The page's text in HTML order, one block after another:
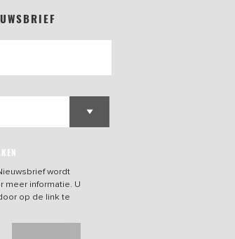
wordt
meer informatie. U
op de link te